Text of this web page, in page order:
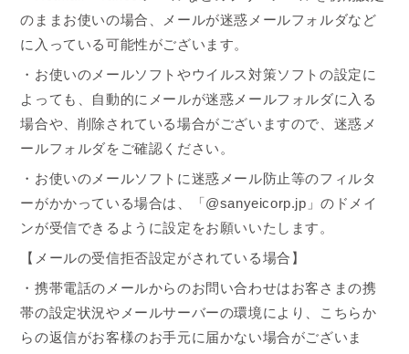
のままお使いの場合、メールが迷惑メールフォルダなど
に入っている可能性がございます。
・お使いのメールソフトやウイルス対策ソフトの設定に
よっても、自動的にメールが迷惑メールフォルダに入る
場合や、削除されている場合がございますので、迷惑メ
ールフォルダをご確認ください。
・お使いのメールソフトに迷惑メール防止等のフィルタ
ーがかかっている場合は、「@sanyeicorp.jp 」のドメイ
ンが受信できるように設定をお願いいたします。
【メールの受信拒否設定がされている場合】
・携帯電話のメールからのお問い合わせはお客さまの携
帯の設定状況やメールサーバーの環境により、こちらか
らの返信がお客様のお手元に届かない場合がございま